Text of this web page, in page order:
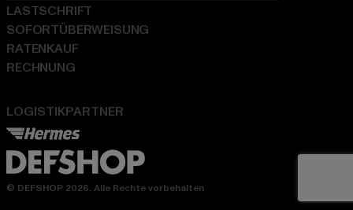
LOGISTIKPARTNER
LASTSCHRIFT
SOFORTÜBERWEISUNG
RATENKAUF
RECHNUNG
© DEFSHOP 2026. Alle Rechte vorbehalten